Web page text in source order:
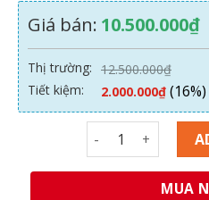
Giá bán: 10.500.000₫
Thị trường: 12.500.000₫
Tiết kiệm:
2.000.000₫ (16%)
Laptop HP Envy
MUA